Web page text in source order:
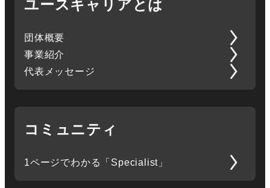
ユースキャリアとは
団体概要
事業紹介
代表メッセージ
コミュニティ
1ページでわかる「Specialist」